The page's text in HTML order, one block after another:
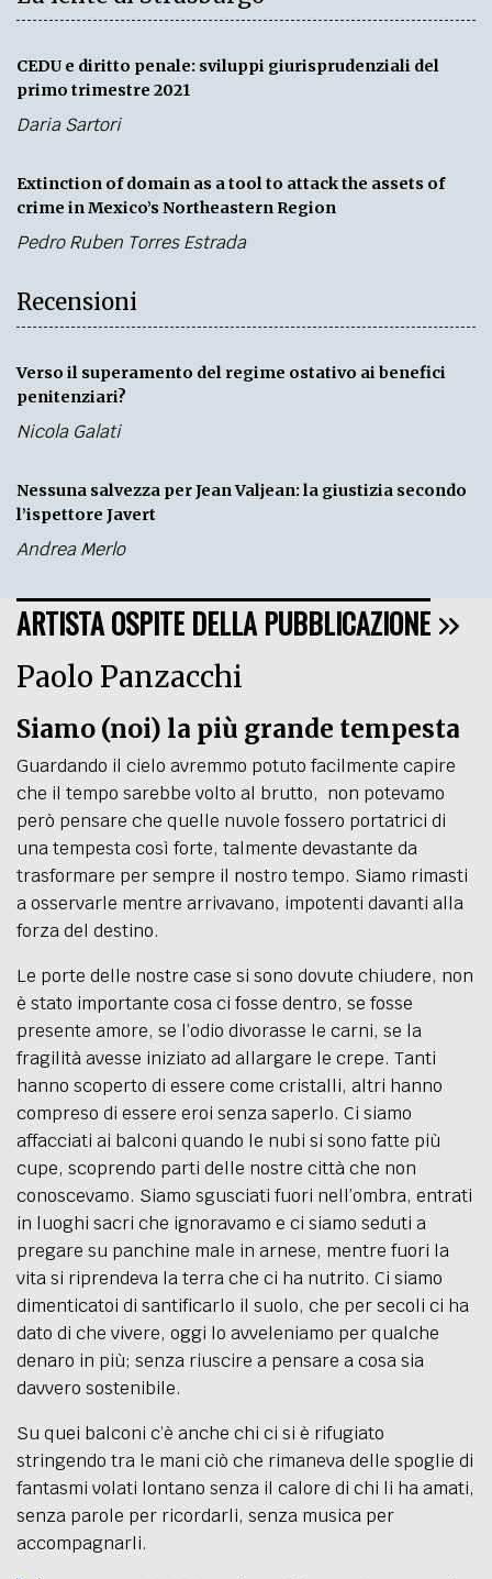
CEDU e diritto penale: sviluppi giurisprudenziali del
primo trimestre 2021
Daria Sartori
Extinction of domain as a tool to attack the assets of
crime in Mexico’s Northeastern Region
Pedro Ruben Torres Estrada
Recensioni
Verso il superamento del regime ostativo ai benefici
penitenziari?
Nicola Galati
Nessuna salvezza per Jean Valjean: la giustizia secondo
l’ispettore Javert
Andrea Merlo
ARTISTA OSPITE DELLA PUBBLICAZIONE
Paolo Panzacchi
Siamo (noi) la più grande tempesta
Guardando il cielo avremmo potuto facilmente capire
che il tempo sarebbe volto al brutto, non potevamo
però pensare che quelle nuvole fossero portatrici di
una tempesta così forte, talmente devastante da
trasformare per sempre il nostro tempo. Siamo rimasti
a osservarle mentre arrivavano, impotenti davanti alla
forza del destino.
Le porte delle nostre case si sono dovute chiudere, non
è stato importante cosa ci fosse dentro, se fosse
presente amore, se l’odio divorasse le carni, se la
fragilità avesse iniziato ad allargare le crepe. Tanti
hanno scoperto di essere come cristalli, altri hanno
compreso di essere eroi senza saperlo. Ci siamo
affacciati ai balconi quando le nubi si sono fatte più
cupe, scoprendo parti delle nostre città che non
conoscevamo. Siamo sgusciati fuori nell’ombra, entrati
in luoghi sacri che ignoravamo e ci siamo seduti a
pregare su panchine male in arnese, mentre fuori la
vita si riprendeva la terra che ci ha nutrito. Ci siamo
dimenticatoi di santificarlo il suolo, che per secoli ci ha
dato di che vivere, oggi lo avveleniamo per qualche
denaro in più; senza riuscire a pensare a cosa sia
davvero sostenibile.
Su quei balconi c’è anche chi ci si è rifugiato
stringendo tra le mani ciò che rimaneva delle spoglie di
fantasmi volati lontano senza il calore di chi li ha amati,
senza parole per ricordarli, senza musica per
accompagnarli.